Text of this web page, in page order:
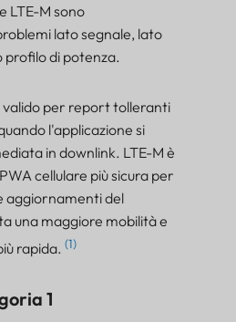
LTE-M sono
lato segnale, lato
profilo di potenza.
valido per report tolleranti
l'applicazione si
in downlink. LTE-M è
cellulare più sicura per
aggiornamenti del
una maggiore mobilità e
rapida. (1)
1